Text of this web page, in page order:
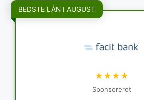
BEDSTE LÅN I AUGUST
★★★★
Sponsoreret